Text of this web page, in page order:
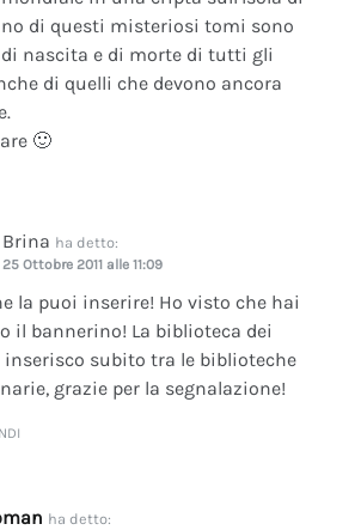
di questi misteriosi tomi sono
di nascita e di morte di tutti gli
di quelli che devono ancora
🙂
Brina ha detto:
25 Ottobre 2011 alle 11:09
la puoi inserire! Ho visto che hai
il bannerino! La biblioteca dei
subito tra le biblioteche
grazie per la segnalazione!
ha detto: